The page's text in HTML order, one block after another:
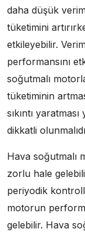
daha düşük
tüketimini
etkileyebilir.
performansını
soğutmalı
tüketiminin
sıkıntı
dikkatli
Hava soğutmalı
zorlu hale
periyodik
motorun
gelebilir. Hava